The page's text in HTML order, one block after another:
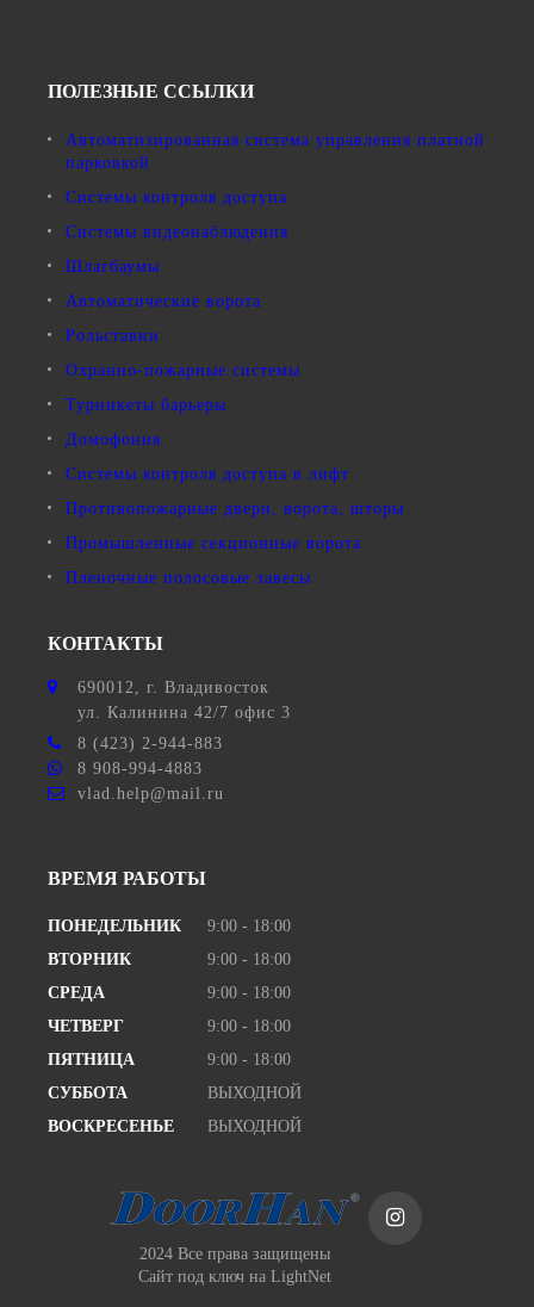
ПОЛЕЗНЫЕ ССЫЛКИ
Автоматизированная система управления платной
парковкой
Системы контроля доступа
Системы видеонаблюдения
Шлагбаумы
Автоматические ворота
Рольставни
Охранно-пожарные системы
Турникеты барьеры
Домофония
Системы контроля доступа в лифт
Противопожарные двери, ворота, шторы
Промышленные секционные ворота
Пленочные полосовые завесы
КОНТАКТЫ
690012, г. Владивосток
ул. Калинина 42/7 офис 3
8 (423) 2-944-883
8 908-994-4883
vlad.help@mail.ru
ВРЕМЯ РАБОТЫ
ПОНЕДЕЛЬНИК
9:00 - 18:00
ВТОРНИК
9:00 - 18:00
СРЕДА
9:00 - 18:00
ЧЕТВЕРГ
9:00 - 18:00
ПЯТНИЦА
9:00 - 18:00
СУББОТА
ВЫХОДНОЙ
ВОСКРЕСЕНЬЕ
ВЫХОДНОЙ
2024 Все права защищены
Сайт под ключна LightNet